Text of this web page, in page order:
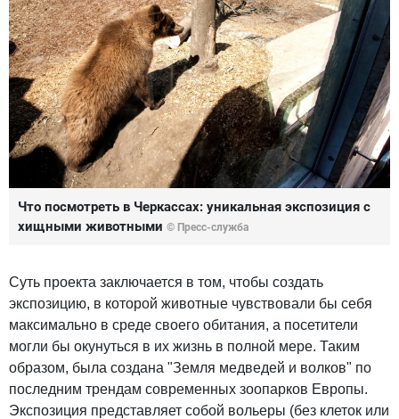
Что посмотреть в Черкассах: уникальная экспозиция с
хищными животными © Пресс-служба
Суть проекта заключается в том, чтобы создать
экспозицию, в которой животные чувствовали бы себя
максимально в среде своего обитания, а посетители
могли бы окунуться в их жизнь в полной мере. Таким
образом, была создана "Земля медведей и волков" по ​​
последним трендам современных зоопарков Европы.
Экспозиция представляет собой вольеры (без клеток или